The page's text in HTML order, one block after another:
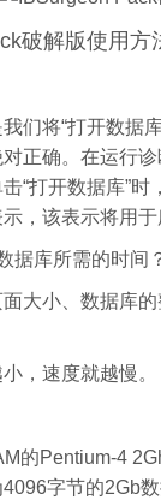
破解版使用方
们将“打开数据
正确。在运行诊
“打开数据库”
，该表示将用
据库所需的时间
大小、数据库
，速度就越慢。
的Pentium-4
字节的2Gb数